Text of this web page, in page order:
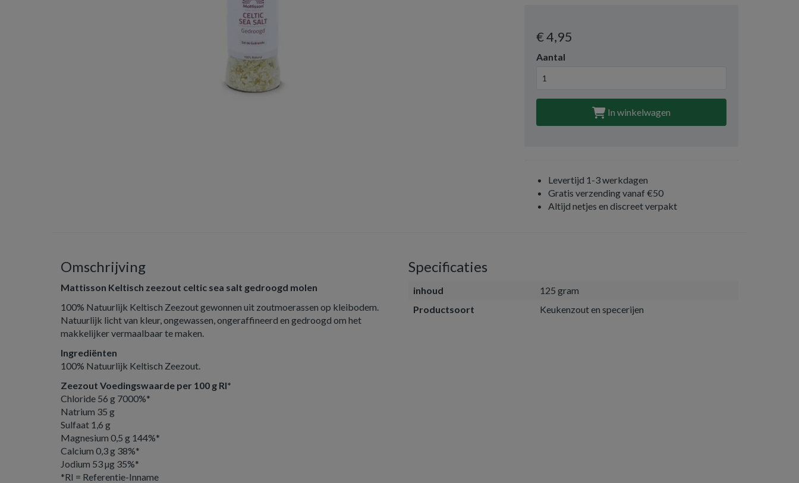
€ 4,95
Aantal
In winkelwagen
Levertijd 1-3 werkdagen
Gratis verzending vanaf €50
Altijd netjes en discreet verpakt
Omschrijving
Mattisson Keltisch zeezout celtic sea salt gedroogd molen
100% Natuurlijk Keltisch Zeezout gewonnen uit zoutmoerassen op kleibodem.
Natuurlijk licht van kleur, ongewassen, ongeraffineerd en gedroogd om het
makkelijker vermaalbaar te maken.
Ingrediënten
100% Natuurlijk Keltisch Zeezout.
Zeezout Voedingswaarde per 100 g RI*
Chloride 56 g 7000%*
Natrium 35 g
Sulfaat 1,6 g
Magnesium 0,5 g 144%*
Calcium 0,3 g 38%*
Jodium 53 µg 35%*
*RI = Referentie-Inname
Specificaties
inhoud
125 gram
Productsoort
Keukenzout en specerijen